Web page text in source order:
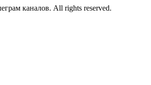
каналов. All rights reserved.